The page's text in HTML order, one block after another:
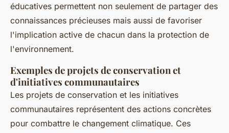
éducatives permettent non seulement de partager des
connaissances précieuses mais aussi de favoriser
l'implication active de chacun dans la protection de
l'environnement.
Exemples de projets de conservation et
d'initiatives communautaires
Les projets de conservation et les initiatives
communautaires représentent des actions concrètes
pour combattre le changement climatique. Ces